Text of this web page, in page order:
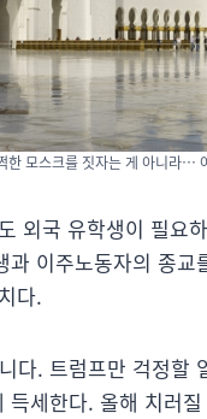
한 모스크를 짓자는 게 아니라…
외국 유학생이 필요
이주노동자의 종
다.
다. 트럼프만 걱정할
세한다. 올해 치러